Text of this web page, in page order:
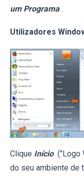
um Programa .
Utilizadores
Clique Início ("Logo
do seu ambiente de